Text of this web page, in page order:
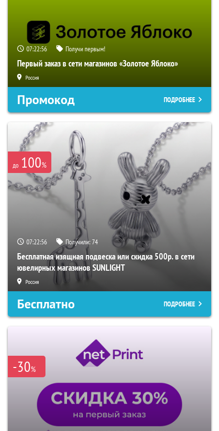
07:22:55 Получи первым!
Первый заказ в сети магазинов «Золотое Яблоко»
Россия
Промокод ПОДРОБНЕЕ
до 100%
07:22:55 Получили:74
Бесплатная изящная подвеска или скидка 500р. в сети
ювелирных магазинов SUNLIGHT
Россия
Бесплатно ПОДРОБНЕЕ
-30%